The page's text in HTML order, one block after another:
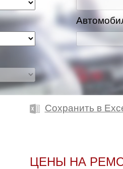
Сохранить в
ЦЕНЫ НА